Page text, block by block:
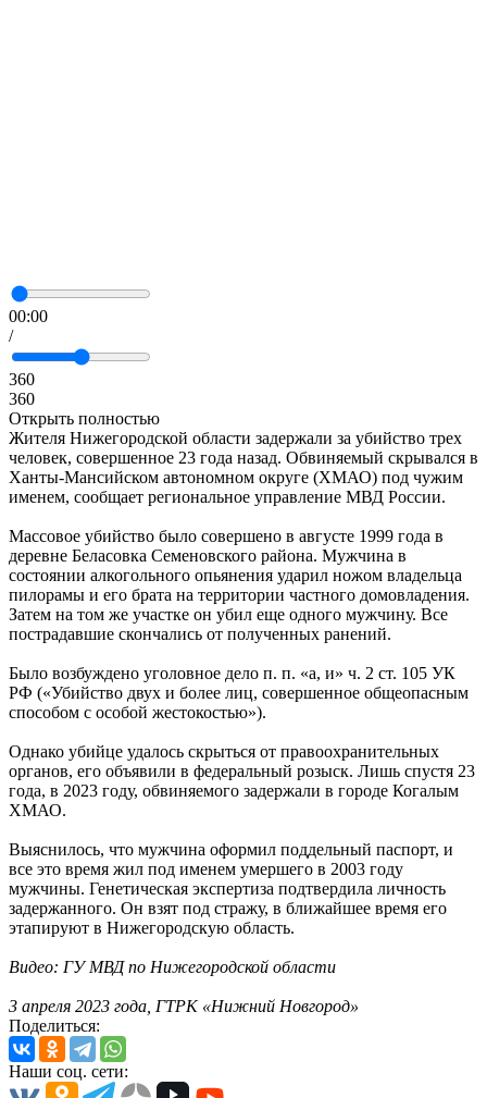
00:00
/
360
360
Открыть полностью
Жителя Нижегородской области задержали за убийство трех
человек, совершенное 23 года назад. Обвиняемый скрывался в
Ханты-Мансийском автономном округе (ХМАО) под чужим
именем, сообщает региональное управление МВД России.
Массовое убийство было совершено в августе 1999 года в
деревне Беласовка Семеновского района. Мужчина в
состоянии алкогольного опьянения ударил ножом владельца
пилорамы и его брата на территории частного домовладения.
Затем на том же участке он убил еще одного мужчину. Все
пострадавшие скончались от полученных ранений.
Было возбуждено уголовное дело п. п. «а, и» ч. 2 ст. 105 УК
РФ («Убийство двух и более лиц, совершенное общеопасным
способом с особой жестокостью»).
Однако убийце удалось скрыться от правоохранительных
органов, его объявили в федеральный розыск. Лишь спустя 23
года, в 2023 году, обвиняемого задержали в городе Когалым
ХМАО.
Выяснилось, что мужчина оформил поддельный паспорт, и
все это время жил под именем умершего в 2003 году
мужчины. Генетическая экспертиза подтвердила личность
задержанного. Он взят под стражу, в ближайшее время его
этапируют в Нижегородскую область.
Видео: ГУ МВД по Нижегородской области
3 апреля 2023 года, ГТРК «Нижний Новгород»
Поделиться:
Наши соц. сети: